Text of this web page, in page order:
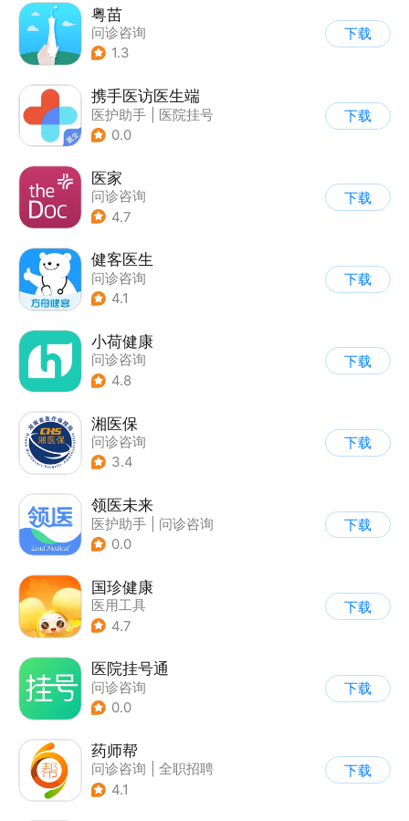
粤苗
问诊咨询
1.3
下载
携手医访医生端
医护助手
医院挂号
| 问诊咨询
0.0
下载
医家
问诊咨询
4.7
下载
健客医生
问诊咨询
4.1
下载
小荷健康
问诊咨询
4.8
下载
湘医保
问诊咨询
3.4
下载
领医未来
医护助手
问诊咨询
0.0
下载
国珍健康
医用工具
4.7
下载
医院挂号通
问诊咨询
0.0
下载
药师帮
问诊咨询
全职招聘
4.1
下载